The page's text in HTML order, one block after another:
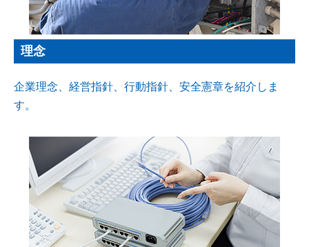
理念
企業理念、経営指針、行動指針、安全憲章を紹介しま
す。